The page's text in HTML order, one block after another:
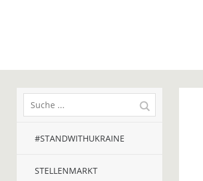
#STANDWITHUKRAINE
STELLENMARKT